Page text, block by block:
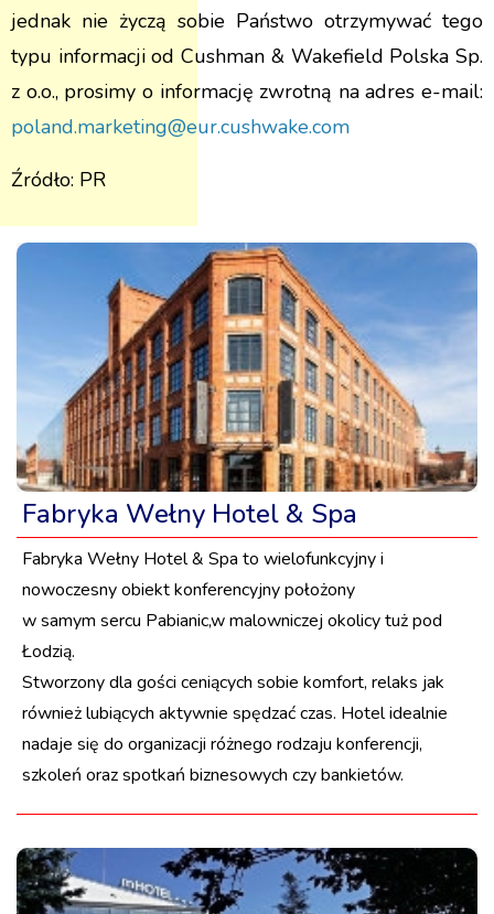
jednak nie życzą sobie Państwo otrzymywać tego
typu informacji od Cushman & Wakefield Polska Sp.
z o.o., prosimy o informację zwrotną na adres e-mail:
poland.marketing@eur.cushwake.com
Źródło: PR
Fabryka Wełny Hotel & Spa
Fabryka Wełny Hotel & Spa to wielofunkcyjny i
nowoczesny obiekt konferencyjny położony
w samym sercu Pabianic,w malowniczej okolicy tuż pod
Łodzią.
Stworzony dla gości ceniących sobie komfort, relaks jak
również lubiących aktywnie spędzać czas. Hotel idealnie
nadaje się do organizacji różnego rodzaju konferencji,
szkoleń oraz spotkań biznesowych czy bankietów.